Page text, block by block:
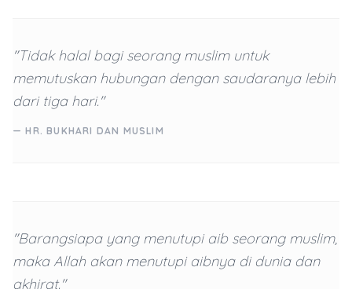
"Tidak halal bagi seorang muslim untuk
memutuskan hubungan dengan saudaranya lebih
dari tiga hari."
— HR. BUKHARI DAN MUSLIM
"Barangsiapa yang menutupi aib seorang muslim,
maka Allah akan menutupi aibnya di dunia dan
akhirat."